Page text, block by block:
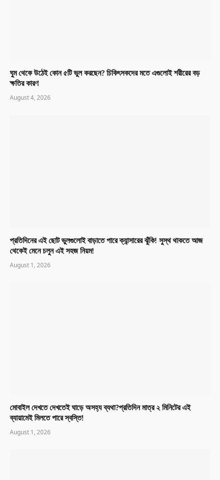
ঘুম থেকে উঠেই কোন ৫টি ভুল করছেন? চিকিৎসকদের মতে এগুলোই শরীরের বড়
ক্ষতির কারণ
August 4, 2026
প্রতিদিনের এই ছোট ভুলগুলোই বাড়াতে পারে ক্যান্সারের ঝুঁকি! সুস্থ থাকতে আজ
থেকেই মেনে চলুন এই সহজ নিয়ম!
August 1, 2026
মোবাইল দেখতে দেখতেই ঘাড়ে অসহ্য ব্যথা?প্রতিদিন মাত্র ২ মিনিটের এই
ব্যায়ামেই মিলতে পারে স্বস্তি!
August 1, 2026